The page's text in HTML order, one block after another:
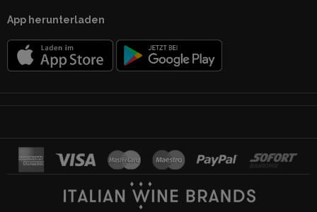
App herunterladen